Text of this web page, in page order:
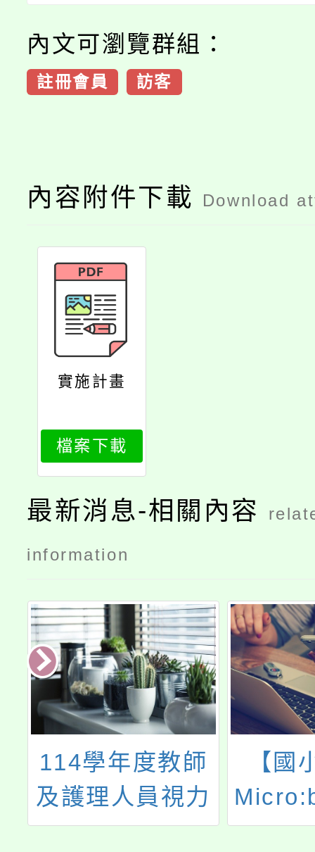
內文可瀏覽群組：
註冊會員 訪客
內容附件下載 Download
實施計畫
檔案下載
最新消息-相關內容
information
114學年度教師
及護理人員視力
保健研習
【國
習－